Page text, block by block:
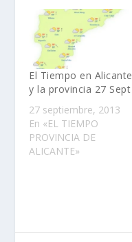
El Tiempo en Alicante
y la provincia 27 Sept
27 septiembre, 2013
En «EL TIEMPO
PROVINCIA DE
ALICANTE»